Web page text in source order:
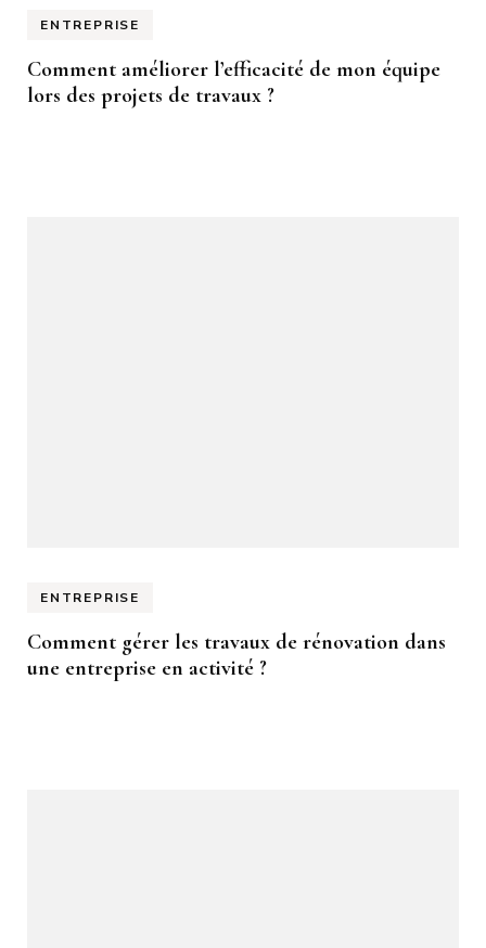
ENTREPRISE
Comment améliorer l’efficacité de mon équipe
lors des projets de travaux ?
ENTREPRISE
Comment gérer les travaux de rénovation dans
une entreprise en activité ?